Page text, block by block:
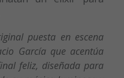
puesta en escena
García que acentúa
feliz, diseñada para